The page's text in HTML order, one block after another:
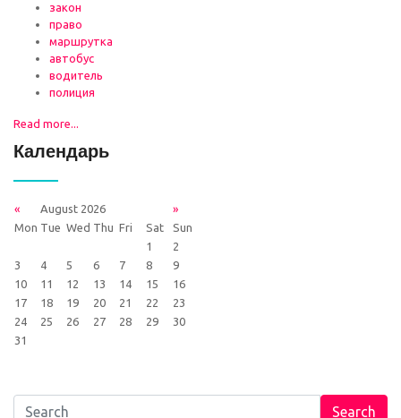
закон
право
маршрутка
автобус
водитель
полиция
Read more...
Календарь
« August 2026
»
Mon Tue Wed Thu Fri Sat
Sun
1
2
3
4 5 6 7 8
9
10
11 12 13 14 15
16
17
18 19 20 21 22
23
24
25 26 27 28 29
30
31
Search